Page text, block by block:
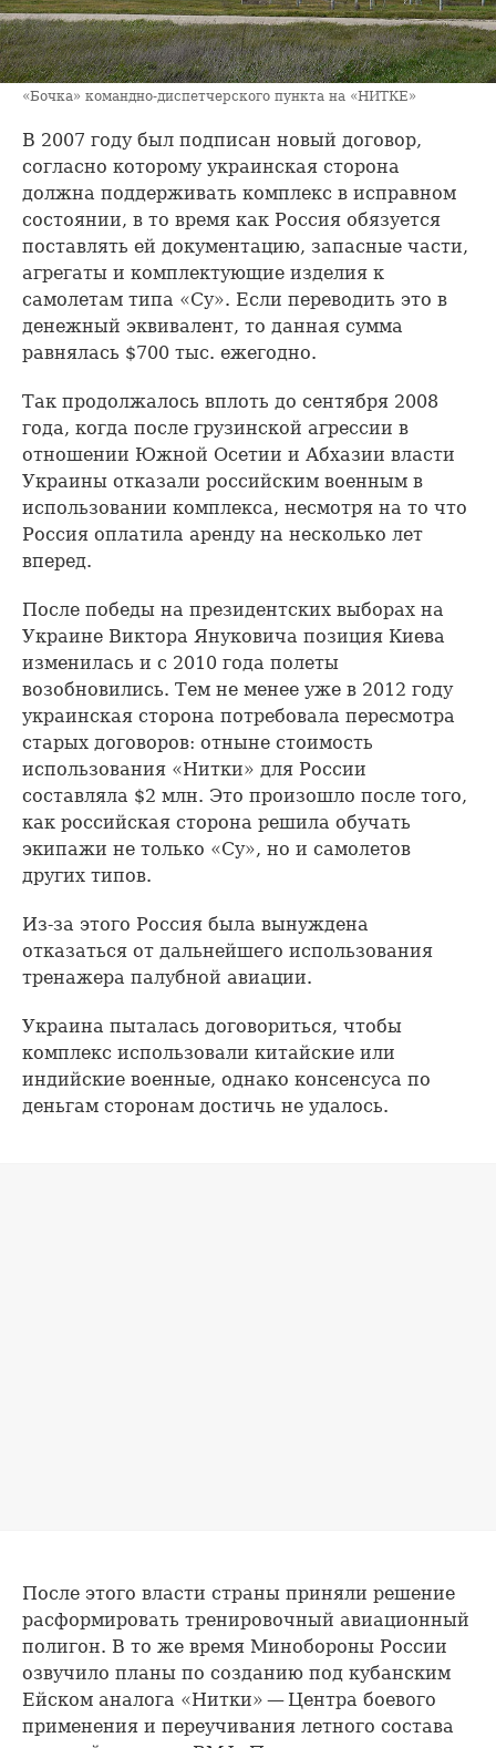
«Бочка» командно-диспетчерского пункта на «НИТКЕ»
В 2007 году был подписан новый договор,
согласно которому украинская сторона
должна поддерживать комплекс в исправном
состоянии, в то время как Россия обязуется
поставлять ей документацию, запасные части,
агрегаты и комплектующие изделия к
самолетам типа «Су». Если переводить это в
денежный эквивалент, то данная сумма
равнялась $700 тыс. ежегодно.
Так продолжалось вплоть до сентября 2008
года, когда после грузинской агрессии в
отношении Южной Осетии и Абхазии власти
Украины отказали российским военным в
использовании комплекса, несмотря на то что
Россия оплатила аренду на несколько лет
вперед.
После победы на президентских выборах на
Украине Виктора Януковича позиция Киева
изменилась и с 2010 года полеты
возобновились. Тем не менее уже в 2012 году
украинская сторона потребовала пересмотра
старых договоров: отныне стоимость
использования «Нитки» для России
составляла $2 млн. Это произошло после того,
как российская сторона решила обучать
экипажи не только «Су», но и самолетов
других типов.
Из-за этого Россия была вынуждена
отказаться от дальнейшего использования
тренажера палубной авиации.
Украина пыталась договориться, чтобы
комплекс использовали китайские или
индийские военные, однако консенсуса по
деньгам сторонам достичь не удалось.
После этого власти страны приняли решение
расформировать тренировочный авиационный
полигон. В то же время Минобороны России
озвучило планы по созданию под кубанским
Ейском аналога «Нитки» — Центра боевого
применения и переучивания летного состава